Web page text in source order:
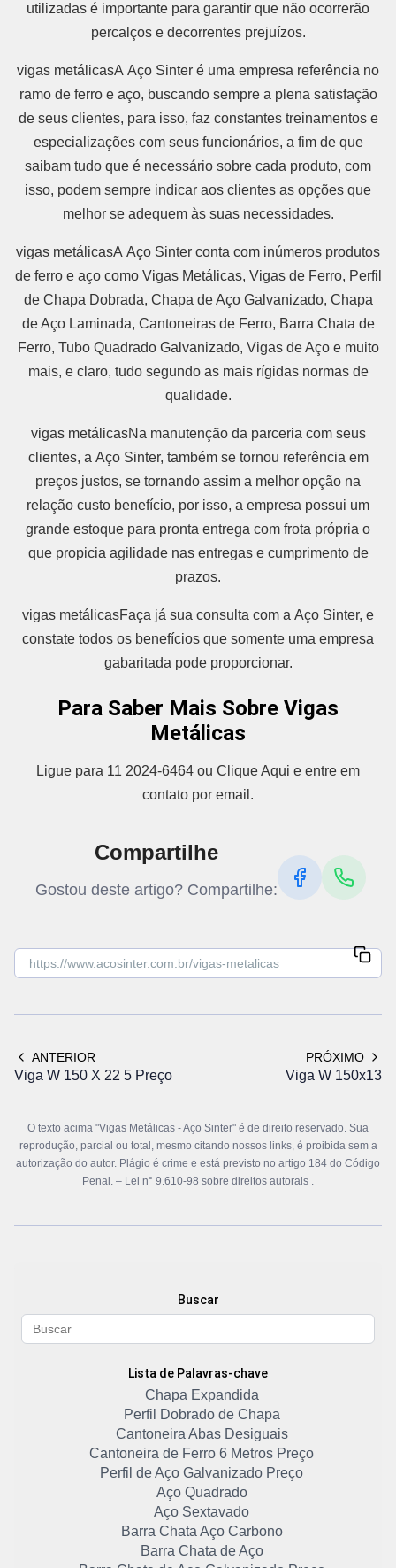
utilizadas é importante para garantir que não ocorrerão
percalços e decorrentes prejuízos.
vigas metálicasA Aço Sinter é uma empresa referência no
ramo de ferro e aço, buscando sempre a plena satisfação
de seus clientes, para isso, faz constantes treinamentos e
especializações com seus funcionários, a fim de que
saibam tudo que é necessário sobre cada produto, com
isso, podem sempre indicar aos clientes as opções que
melhor se adequem às suas necessidades.
vigas metálicasA Aço Sinter conta com inúmeros produtos
de ferro e aço como Vigas Metálicas, Vigas de Ferro, Perfil
de Chapa Dobrada, Chapa de Aço Galvanizado, Chapa
de Aço Laminada, Cantoneiras de Ferro, Barra Chata de
Ferro, Tubo Quadrado Galvanizado, Vigas de Aço e muito
mais, e claro, tudo segundo as mais rígidas normas de
qualidade.
vigas metálicasNa manutenção da parceria com seus
clientes, a Aço Sinter, também se tornou referência em
preços justos, se tornando assim a melhor opção na
relação custo benefício, por isso, a empresa possui um
grande estoque para pronta entrega com frota própria o
que propicia agilidade nas entregas e cumprimento de
prazos.
vigas metálicasFaça já sua consulta com a Aço Sinter, e
constate todos os benefícios que somente uma empresa
gabaritada pode proporcionar.
Para Saber Mais Sobre Vigas
Metálicas
Ligue para 11 2024-6464 ou Clique Aqui e entre em
contato por email.
Compartilhe
Gostou deste artigo? Compartilhe:
ANTERIOR
Viga W 150 X 22 5 Preço
PRÓXIMO
Viga W 150x13
O texto acima "Vigas Metálicas - Aço Sinter" é de direito reservado. Sua
reprodução, parcial ou total, mesmo citando nossos links, é proibida sem a
autorização do autor. Plágio é crime e está previsto no artigo 184 do Código
Penal. – Lei n° 9.610-98 sobre direitos autorais .
Buscar
Lista de Palavras-chave
Chapa Expandida
Perfil Dobrado de Chapa
Cantoneira Abas Desiguais
Cantoneira de Ferro 6 Metros Preço
Perfil de Aço Galvanizado Preço
Aço Quadrado
Aço Sextavado
Barra Chata Aço Carbono
Barra Chata de Aço